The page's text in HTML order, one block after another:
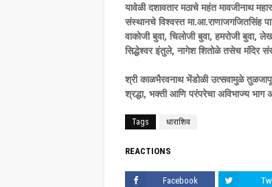
यावेळी दशावतार मठाचे महंत मावजीनाथ
संस्थानचे विश्वस्त मा.आ.राणाजगजितसिंह
वाकोजी बुवा, चिलोजी बुवा, हमरोजी बुवा,
सिद्धेश्वर इंतुले, नागेश शितोळे तसेच मंदिर
श्री काळभैरवनाथ भेंडोळी उत्सवामुळे तुळजापूर
श्रद्धा, भक्ती आणि परंपरेचा अविभाज्य
Tags धाराशिव
REACTIONS
Facebook